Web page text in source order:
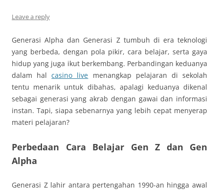
Leave a reply
Generasi Alpha dan Generasi Z tumbuh di era teknologi
yang berbeda, dengan pola pikir, cara belajar, serta gaya
hidup yang juga ikut berkembang. Perbandingan keduanya
dalam halcasino live menangkap pelajaran di sekolah
tentu menarik untuk dibahas, apalagi keduanya dikenal
sebagai generasi yang akrab dengan gawai dan informasi
instan. Tapi, siapa sebenarnya yang lebih cepat menyerap
materi pelajaran?
Perbedaan Cara Belajar Gen Z dan Gen
Alpha
Generasi Z lahir antara pertengahan 1990-an hingga awal